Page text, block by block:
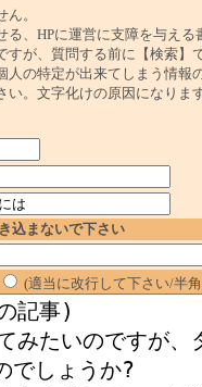
。
る、HPに運営に支障を与え
すが、質問する前に【検索】
人の特定が出来てしまう情報
い。文字化けの原因になりま
込まないで下さい
(適当に改行して下さい/半